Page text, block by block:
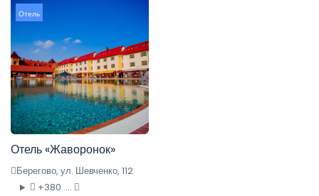
Отель
Отель «Жаворонок»
Берегово, ул. Шевченко, 112
+380 ....